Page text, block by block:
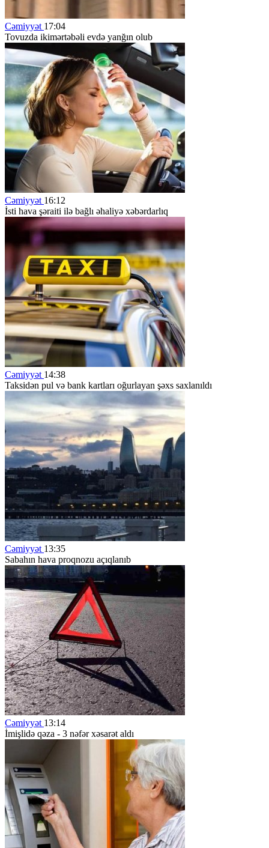
Cəmiyyət 17:04
Tovuzda ikimərtəbəli evdə yanğın olub
Cəmiyyət 16:12
İsti hava şəraiti ilə bağlı əhaliyə xəbərdarlıq
Cəmiyyət 14:38
Taksidən pul və bank kartları oğurlayan şəxs saxlanıldı
Cəmiyyət 13:35
Sabahın hava proqnozu açıqlanıb
Cəmiyyət 13:14
İmişlidə qəza - 3 nəfər xəsarət aldı